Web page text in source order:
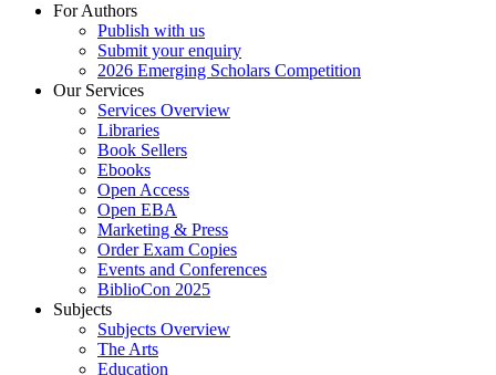
For Authors
Publish with us
Submit your enquiry
2026 Emerging Scholars Competition
Our Services
Services Overview
Libraries
Book Sellers
Ebooks
Open Access
Open EBA
Marketing & Press
Order Exam Copies
Events and Conferences
BiblioCon 2025
Subjects
Subjects Overview
The Arts
Education